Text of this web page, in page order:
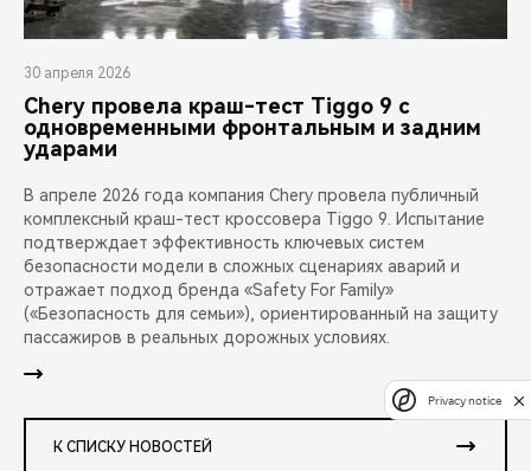
30 апреля 2026
Chery провела краш-тест Tiggo 9 с
одновременными фронтальным и задним
ударами
В апреле 2026 года компания Chery провела публичный
комплексный краш-тест кроссовера Tiggo 9. Испытание
подтверждает эффективность ключевых систем
безопасности модели в сложных сценариях аварий и
отражает подход бренда «Safety For Family»
(«Безопасность для семьи»), ориентированный на защиту
пассажиров в реальных дорожных условиях.
К СПИСКУ НОВОСТЕЙ
Privacy notice